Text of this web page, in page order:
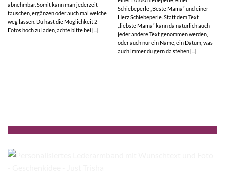
abnehmbar. Somit kann man jederzeit
tauschen, ergänzen oder auch mal welche
weg lassen. Du hast die Möglichkeit 2
Fotos hoch zu laden, achte bitte bei [...]
Schiebeperle „Beste Mama“ und einer
Herz Schiebeperle. Statt dem Text
„liebste Mama“ kann da natürlich auch
jeder andere Text genommen werden,
oder auch nur ein Name, ein Datum, was
auch immer du gern da stehen [...]